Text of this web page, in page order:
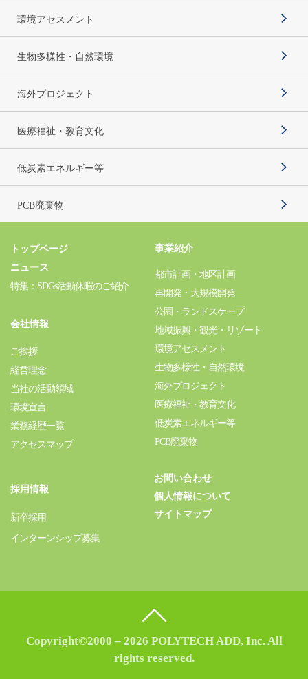
環境アセスメント
生物多様性・自然環境
海外プロジェクト
医療福祉・教育文化
低炭素エネルギー等
PCB廃棄物
トップページ
ニュース
特集：SDGs活動休暇のご紹介
会社情報
ご挨拶
経営理念
当社の活動領域
環境宣言
業務経歴一覧
アクセスマップ
事業紹介
都市計画・地区計画
再開発・大規模開発
公園・ランドスケープ
地域振興・観光・リゾート
環境アセスメント
生物多様性・自然環境
海外プロジェクト
医療福祉・教育文化
低炭素エネルギー等
PCB廃棄物
採用情報
新卒採用
インターンシップ募集
お問い合わせ
個人情報について
サイトマップ
Copyright©2000 – 2026 POLYTECH ADD, Inc. All
rights reserved.